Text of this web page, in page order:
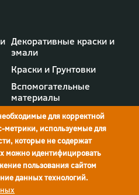
просп. Шолохова, 211/4,
Ростов-на-Дону
Декоративные краски и
эмали
Краски и Грунтовки
Вспомогательные
материалы
для корректной
метрики, используемые для
которые не содержат
можно идентифицировать
пользования сайтом
данных технологий.